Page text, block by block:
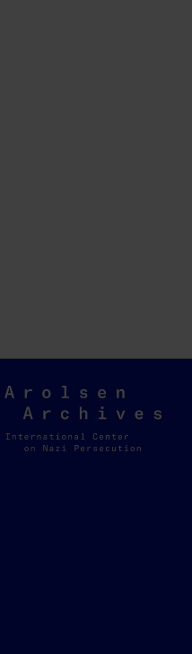
Arolsen
Archives